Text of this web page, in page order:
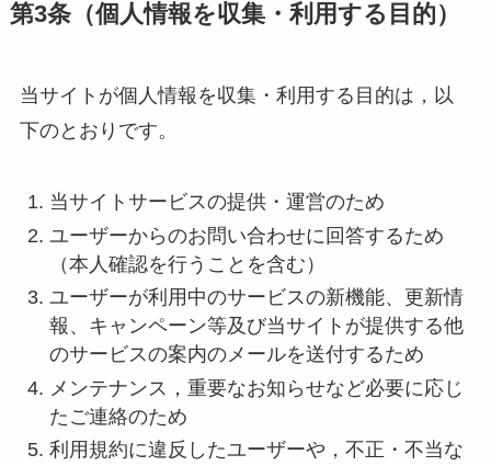
第3条（個人情報を収集・利用する目的）
当サイトが個人情報を収集・利用する目的は，以
下のとおりです。
当サイトサービスの提供・運営のため
ユーザーからのお問い合わせに回答するため
（本人確認を行うことを含む）
ユーザーが利用中のサービスの新機能、更新情
報、キャンペーン等及び当サイトが提供する他
のサービスの案内のメールを送付するため
メンテナンス，重要なお知らせなど必要に応じ
たご連絡のため
利用規約に違反したユーザーや，不正・不当な